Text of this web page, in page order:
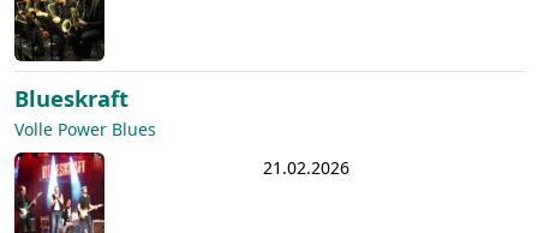
Blueskraft
Volle Power Blues
21.02.2026